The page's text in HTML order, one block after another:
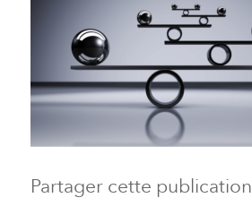
Partager cette publication